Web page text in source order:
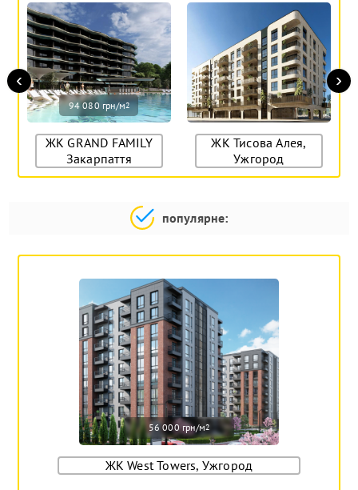
94 080 грн/м2
ЖК GRAND FAMILY
Закарпаття
ЖК Тисова Алея,
Ужгород
‹ ›
популярне:
56 000 грн/м2
ЖК West Towers, Ужгород